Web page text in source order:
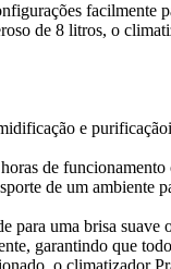
facilmente
de 8 litros, o
e
de
de um ambiente
para uma brisa suave
garantindo que